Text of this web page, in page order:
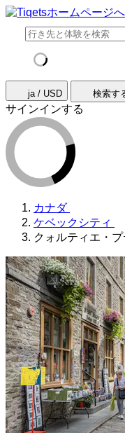
ja / USD 検索す
サインインする
カナダ
ケベックシティ
クォルティエ・